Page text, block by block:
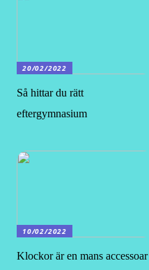
20/02/2022
Så hittar du rätt
eftergymnasium
10/02/2022
Klockor är en mans accessoar